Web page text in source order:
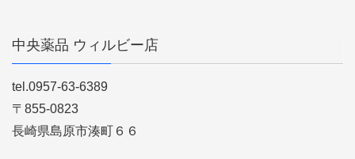
中央薬品 ウィルビー店
tel.0957-63-6389
〒855-0823
長崎県島原市湊町６６